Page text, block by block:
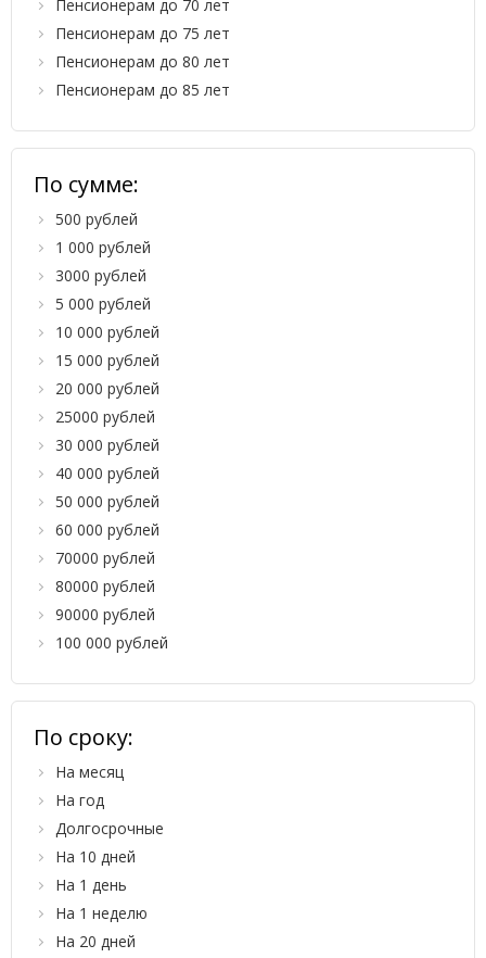
Пенсионерам до 70 лет
Пенсионерам до 75 лет
Пенсионерам до 80 лет
Пенсионерам до 85 лет
По сумме:
500 рублей
1 000 рублей
3000 рублей
5 000 рублей
10 000 рублей
15 000 рублей
20 000 рублей
25000 рублей
30 000 рублей
40 000 рублей
50 000 рублей
60 000 рублей
70000 рублей
80000 рублей
90000 рублей
100 000 рублей
По сроку:
На месяц
На год
Долгосрочные
На 10 дней
На 1 день
На 1 неделю
На 20 дней